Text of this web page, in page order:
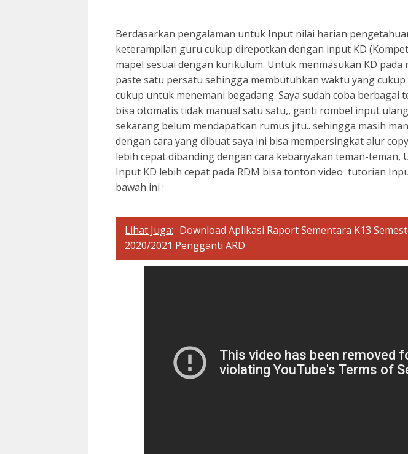
Berdasarkan pengalaman untuk Input nilai harian
keterampilan guru cukup direpotkan dengan input KD
mapel sesuai dengan kurikulum. Untuk menmasukan KD pada
paste satu persatu sehingga membutuhkan waktu yang
cukup untuk menemani begadang. Saya sudah coba berbagai
bisa otomatis tidak manual satu satu,, ganti rombel input
sekarang belum mendapatkan rumus jitu.. sehingga masih
dengan cara yang dibuat saya ini bisa mempersingkat alur
lebih cepat dibanding dengan cara kebanyakan teman-teman,
Input KD lebih cepat pada RDM bisa tonton video tutorian
bawah ini :
Lihat Juga: Download Aplikasi Raport Sementara K13
2020/2021 Pengganti ARD